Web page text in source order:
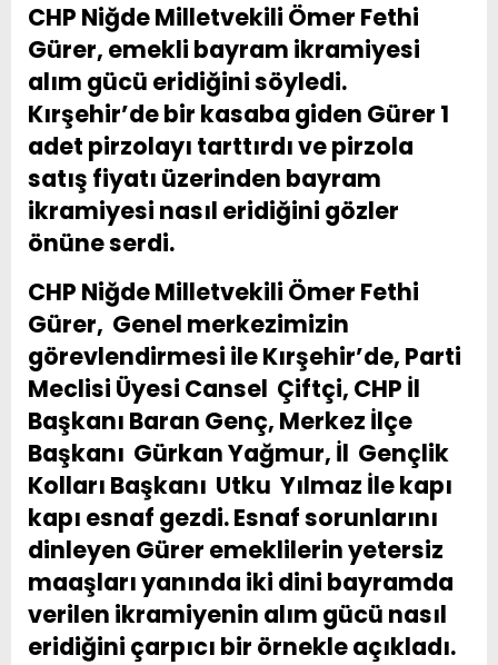
CHP Niğde Milletvekili Ömer Fethi
Gürer, emekli bayram ikramiyesi
alım gücü eridiğini söyledi.
Kırşehir’de bir kasaba giden Gürer 1
adet pirzolayı tarttırdı ve pirzola
satış fiyatı üzerinden bayram
ikramiyesi nasıl eridiğini gözler
önüne serdi.
CHP Niğde Milletvekili Ömer Fethi
Gürer, Genel merkezimizin
görevlendirmesi ile Kırşehir’de, Parti
Meclisi Üyesi Cansel Çiftçi, CHP İl
Başkanı Baran Genç, Merkez İlçe
Başkanı Gürkan Yağmur, İl Gençlik
Kolları Başkanı Utku Yılmaz İle kapı
kapı esnaf gezdi. Esnaf sorunlarını
dinleyen Gürer emeklilerin yetersiz
maaşları yanında iki dini bayramda
verilen ikramiyenin alım gücü nasıl
eridiğini çarpıcı bir örnekle açıkladı.